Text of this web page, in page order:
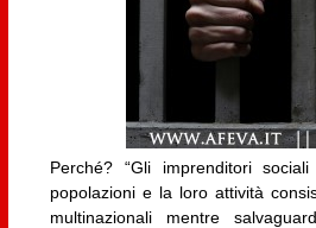
Perché? “Gli imprenditori
popolazioni e la loro attività
multinazionali mentre